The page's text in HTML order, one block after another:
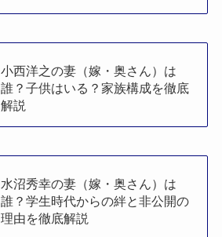
小西洋之の妻（嫁・奥さん）は
誰？子供はいる？家族構成を徹底
解説
水沼秀幸の妻（嫁・奥さん）は
誰？学生時代からの絆と非公開の
理由を徹底解説